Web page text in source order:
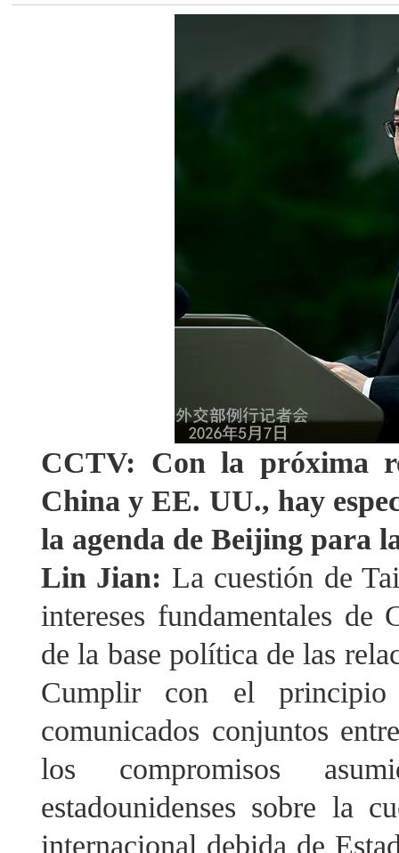
CCTV: Con la próxima
China y EE. UU., hay
la agenda de Beijing para
Lin Jian: La cuestión de
intereses fundamentales
de la base política de las
Cumplir con el
comunicados conjuntos
los compromisos
estadounidenses sobre la
internacional debida de